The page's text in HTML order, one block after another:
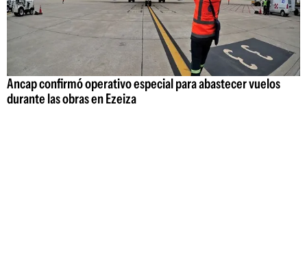
Ancap confirmó operativo especial para abastecer vuelos
durante las obras en Ezeiza